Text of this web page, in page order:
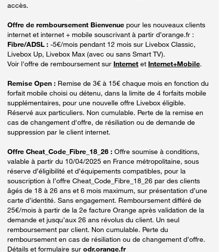
accès.
Offre de remboursement Bienvenue pour les nouveaux clients
internet et internet + mobile souscrivant à partir d’orange.fr :
Fibre/ADSL : -5€/mois pendant 12 mois sur Livebox Classic,
Livebox Up, Livebox Max (avec ou sans Smart TV).
Voir l'offre de remboursement sur Internet et Internet+Mobile.
Remise Open : Remise de 3€ à 15€ chaque mois en fonction du
forfait mobile choisi ou détenu, dans la limite de 4 forfaits mobile
supplémentaires, pour une nouvelle offre Livebox éligible.
Réservé aux particuliers. Non cumulable. Perte de la remise en
cas de changement d'offre, de résiliation ou de demande de
suppression par le client internet.
Offre Cheat_Code_Fibre_18_26 : Offre soumise à conditions,
valable à partir du 10/04/2025 en France métropolitaine, sous
réserve d’éligibilité et d’équipements compatibles, pour la
souscription à l’offre Cheat_Code_Fibre_18_26 par des clients
âgés de 18 à 26 ans et 6 mois maximum, sur présentation d’une
carte d’identité. Sans engagement. Remboursement différé de
25€/mois à partir de la 2e facture Orange après validation de la
demande et jusqu’aux 26 ans révolus du client. Un seul
remboursement par client. Non cumulable. Perte du
remboursement en cas de résiliation ou de changement d’offre.
Détails et formulaire sur odr.orange.fr